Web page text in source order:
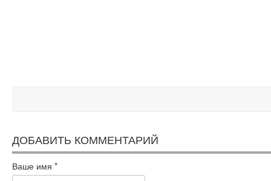
ДОБАВИТЬ КОММЕНТАРИЙ
Ваше имя *